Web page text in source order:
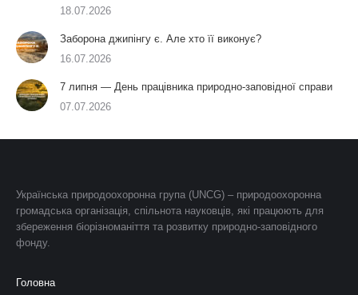
18.07.2026
Заборона джипінгу є. Але хто її виконує?
16.07.2026
7 липня — День працівника природно-заповідної справи
07.07.2026
Українська природоохоронна група (UNCG) – природоохоронна
громадська організація, спільнота науковців, які працюють для
збереження біорізноманіття та розвитку природно-заповідного
фонду.
Головна